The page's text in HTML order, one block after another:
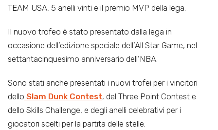
TEAM USA, 5 anelli vinti e il premio MVP della lega.
Il nuovo trofeo è stato presentato dalla lega in
occasione dell’edizione speciale dell’All Star Game, nel
settantacinquesimo anniversario dell’NBA.
Sono stati anche presentati i nuovi trofei per i vincitori
dello Slam Dunk Contest, del Three Point Contest e
dello Skills Challenge, e degli anelli celebrativi per i
giocatori scelti per la partita delle stelle.